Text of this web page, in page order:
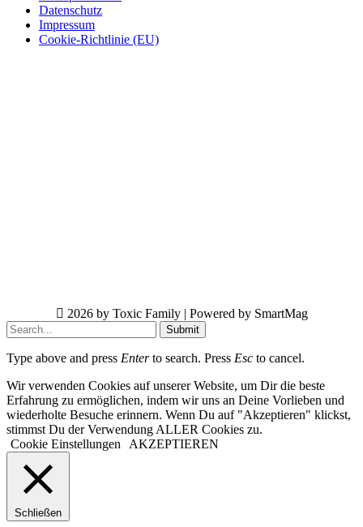
Datenschutz
Impressum
Cookie-Richtlinie (EU)
2026 by Toxic Family | Powered by SmartMag
Submit
Type above and press Enterto search. Press Esc to cancel.
Wir verwenden Cookies auf unserer Website, um Dir die beste
Erfahrung zu ermöglichen, indem wir uns an Deine Vorlieben und
wiederholte Besuche erinnern. Wenn Du auf "Akzeptieren" klickst,
stimmst Du der Verwendung ALLER Cookies zu.
Cookie Einstellungen
AKZEPTIEREN
Schließen